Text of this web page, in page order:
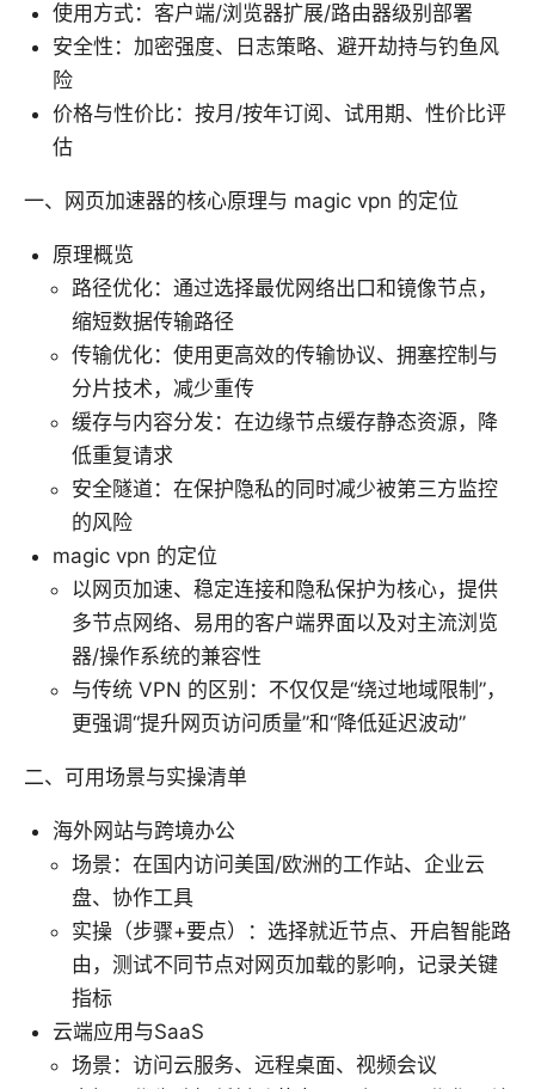
使用方式：客户端/浏览器扩展/路由器级别部署
安全性：加密强度、日志策略、避开劫持与钓鱼风
险
价格与性价比：按月/按年订阅、试用期、性价比评
估
一、网页加速器的核心原理与 magic vpn 的定位
原理概览
路径优化：通过选择最优网络出口和镜像节点，
缩短数据传输路径
传输优化：使用更高效的传输协议、拥塞控制与
分片技术，减少重传
缓存与内容分发：在边缘节点缓存静态资源，降
低重复请求
安全隧道：在保护隐私的同时减少被第三方监控
的风险
magic vpn 的定位
以网页加速、稳定连接和隐私保护为核心，提供
多节点网络、易用的客户端界面以及对主流浏览
器/操作系统的兼容性
与传统 VPN 的区别：不仅仅是“绕过地域限制”，
更强调“提升网页访问质量”和“降低延迟波动”
二、可用场景与实操清单
海外网站与跨境办公
场景：在国内访问美国/欧洲的工作站、企业云
盘、协作工具
实操（步骤+要点）：选择就近节点、开启智能路
由，测试不同节点对网页加载的影响，记录关键
指标
云端应用与SaaS
场景：访问云服务、远程桌面、视频会议